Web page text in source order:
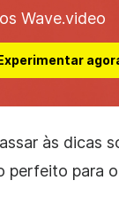
Wave.video
às dicas
perfeito para